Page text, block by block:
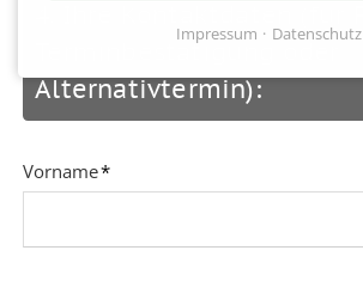
Terminbestätigung oder
Alternativtermin):
Pflichtfeld
Vorname*
Impressum Datenschutz